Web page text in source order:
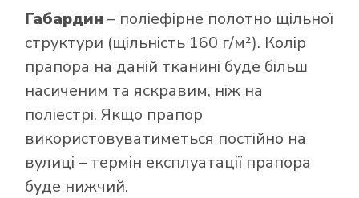
Габардин – поліефірне полотно щільної
структури (щільність 160 г/м²). Колір
прапора на даній тканині буде більш
насиченим та яскравим, ніж на
поліестрі. Якщо прапор
використовуватиметься постійно на
вулиці – термін експлуатації прапора
буде нижчий.